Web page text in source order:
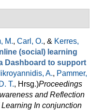
M., Carl, O., & Kerres,
(social) learning
Dashboard to support
A., Pammer,
T., Hrsg.)Proceedings
and Reflection
In conjunction